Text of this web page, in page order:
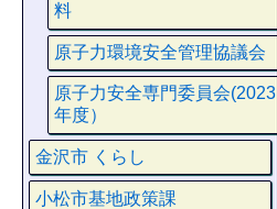
料
原子力環境安全管理協議会
原子力安全専門委員会(2023
年度）
金沢市 くらし
小松市基地政策課